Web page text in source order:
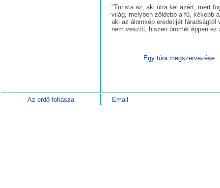
"Turista az, aki útra kel azért, mert
világ, melyben zöldebb a fű, kékebb
aki az álomkép eredetijét
nem veszíti, hiszen örömét éppen ez
Egy túra megszervezése.
Az erdő fohásza Email